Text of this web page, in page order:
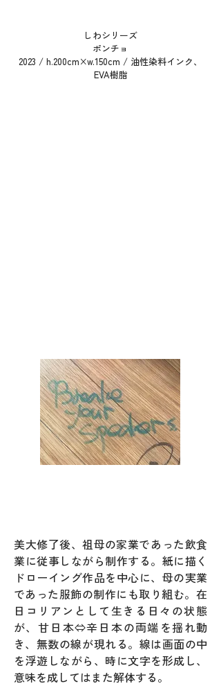
​しわシリーズ
ポンチョ
2023 / h.200cm×w.150cm / 油性染料インク、
EVA樹脂​​
​美大修了後、祖母の家業であ​った飲食
業に従事しながら制作する。紙に描く
ドローイング作品を中心に、母の実業
であった服飾の制作にも取り組む。​在
日コリアンとして生きる日々の状態
が、甘​日本⇔辛日​本の両端​を揺れ動
き、無数の線​が現れる。線は画面の中
を浮遊しながら、時に文字を形成し、
意味を成してはまた解体する。